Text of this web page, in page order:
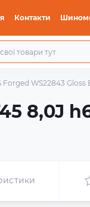
Контакти
Forged WS22843
8,0J